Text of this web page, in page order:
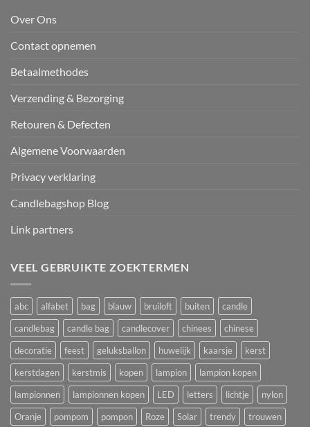
Over Ons
Contact opnemen
Betaalmethodes
Verzending & Bezorging
Retouren & Defecten
Algemene Voorwaarden
Privacy verklaring
Candlebagshop Blog
Link partners
VEEL GEBRUIKTE ZOEKTERMEN
abc alfabet bag blauw bruiloft buiten
candle
candlebag
candle bag candlecover chinees
chinese
decoratie
feest geluksballon huwelijk kaarsje
kerst
kerstdagen
kerstmis kopen lampion
lampion kopen
lampionnen
lampionnen kopen LED letters lichtje
nylon
Oranje
pompom pompon Roze Solar trendy trouwen